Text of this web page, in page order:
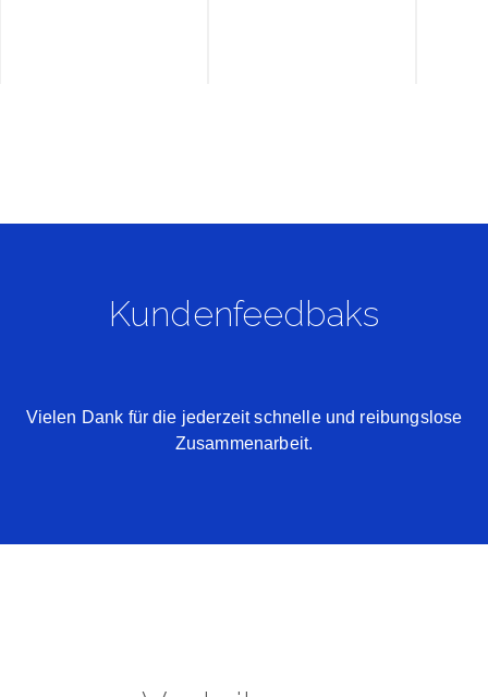
Kundenfeedbaks
Vielen Dank für die jederzeit schnelle und reibungslose
Zusammenarbeit.